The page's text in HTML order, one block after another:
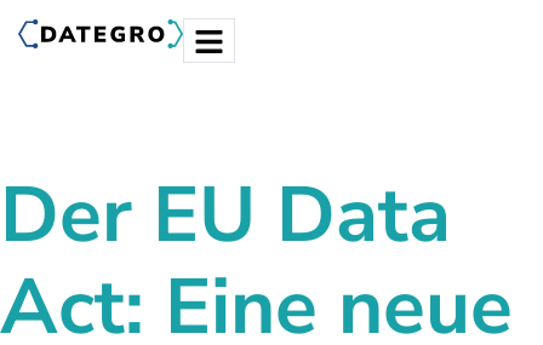
Der EU Data
Act: Eine neue